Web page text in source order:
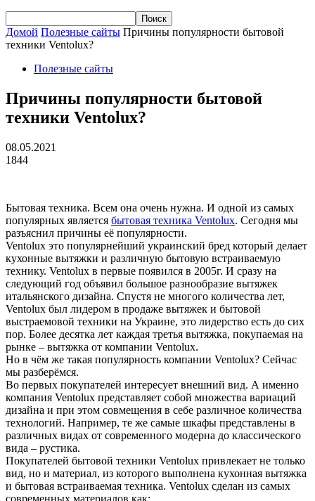
Домой Полезные сайты Причины популярности бытовой
техники Ventolux?
Полезные сайты
Причины популярности бытовой
техники Ventolux?
08.05.2021
1844
Бытовая техника. Всем она очень нужна. И одной из самых
популярных является бытовая техника Ventolux. Сегодня мы
разъяснил причины её популярности.
Ventolux это популярнейший украинский бред который делает
кухонные вытяжки и различную бытовую встраиваемую
технику. Ventolux в первые появился в 2005г. И сразу на
следующий год объявил большое разнообразие вытяжек
итальянского дизайна. Спустя не многого количества лет,
Ventolux был лидером в продаже вытяжек и бытовой
выстраемовой техники на Украине, это лидерство есть до сих
пор. Более десятка лет каждая третья вытяжка, покупаемая на
рынке – вытяжка от компании Ventolux.
Но в чём же такая популярность компании Ventolux? Сейчас
мы разберёмся.
Во первых покупателей интересует внешний вид. А именно
компания Ventolux представляет собой множества вариаций
дизайна и при этом совмещения в себе различное количества
технологий. Например, те же самые шкафы представлены в
различных видах от современного модерна до классического
вида – рустика.
Покупателей бытовой техники Ventolux привлекает не только
вид, но и материал, из которого выполнена кухонная вытяжка
и бытовая встраиваемая техника. Ventolux сделан из самых
современных материалов как: